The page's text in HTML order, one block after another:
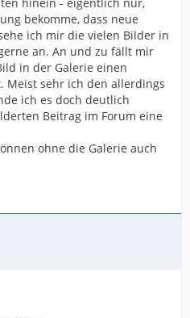
bekomme, dass neue
ich mir die vielen Bilder in
an. An und zu fällt mir
in der Galerie einen
Meist sehr ich den allerdings
ich es doch deutlich
Beitrag im Forum eine
ohne die Galerie auch